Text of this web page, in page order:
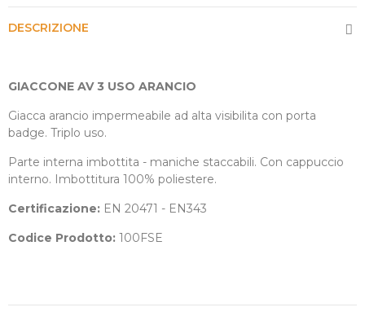
DESCRIZIONE
GIACCONE AV 3 USO ARANCIO
Giacca arancio impermeabile ad alta visibilita con porta
badge. Triplo uso.
Parte interna imbottita - maniche staccabili. Con cappuccio
interno. Imbottitura 100% poliestere.
Certificazione: EN 20471 - EN343
Codice Prodotto: 100FSE